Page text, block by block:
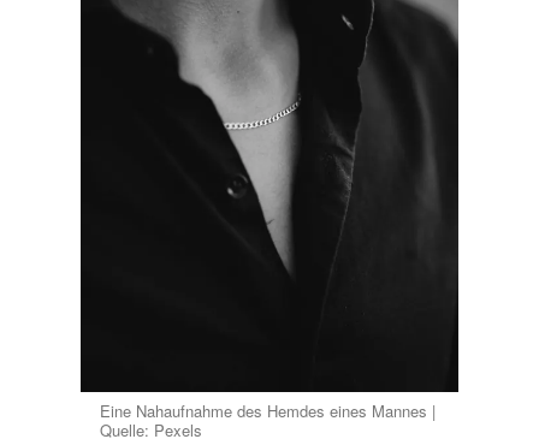
Eine Nahaufnahme des Hemdes eines Mannes |
Quelle: Pexels